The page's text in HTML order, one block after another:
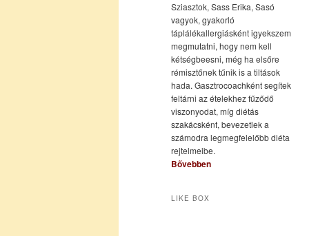
Sziasztok, Sass Erika, Sasó
vagyok, gyakorló
táplálékallergiásként igyekszem
megmutatni, hogy nem kell
kétségbeesni, még ha elsőre
rémisztőnek tűnik is a tiltások
hada. Gasztrocoachként segítek
feltárni az ételekhez fűződő
viszonyodat, míg diétás
szakácsként, bevezetlek a
számodra legmegfelelőbb diéta
rejtelmeibe.
Bővebben
LIKE BOX